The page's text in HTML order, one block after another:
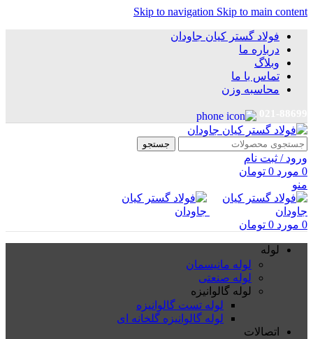
Skip to navigation Skip to main content
فولاد گستر کیان جاودان
درباره ما
وبلاگ
تماس با ما
محاسبه وزن
جستجو
ورود / ثبت نام
0 مورد 0 تومان
منو
0 مورد 0 تومان
لوله
لوله مانیسمان
لوله صنعتی
لوله گالوانیزه
لوله تست گالوانیزه
لوله گالوانیزه گلخانه ای
اتصالات